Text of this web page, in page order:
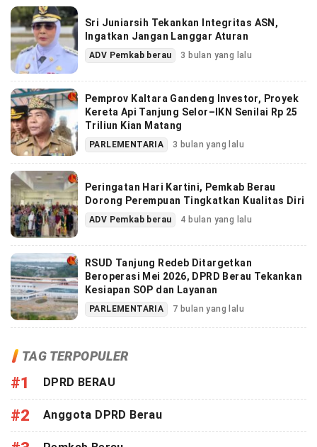
Sri Juniarsih Tekankan Integritas ASN,
Ingatkan Jangan Langgar Aturan
ADV Pemkab berau 3 bulan yang lalu
Pemprov Kaltara Gandeng Investor, Proyek
Kereta Api Tanjung Selor–IKN Senilai Rp 25
Triliun Kian Matang
PARLEMENTARIA 3 bulan yang lalu
Peringatan Hari Kartini, Pemkab Berau
Dorong Perempuan Tingkatkan Kualitas Diri
ADV Pemkab berau 4 bulan yang lalu
RSUD Tanjung Redeb Ditargetkan
Beroperasi Mei 2026, DPRD Berau Tekankan
Kesiapan SOP dan Layanan
PARLEMENTARIA 7 bulan yang lalu
TAG TERPOPULER
#1 DPRD BERAU
#2 Anggota DPRD Berau